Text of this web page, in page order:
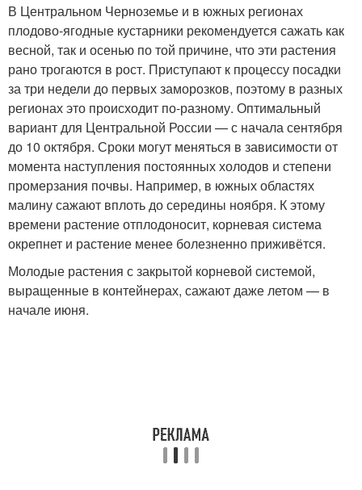
В Центральном Черноземье и в южных регионах
плодово-ягодные кустарники рекомендуется сажать как
весной, так и осенью по той причине, что эти растения
рано трогаются в рост. Приступают к процессу посадки
за три недели до первых заморозков, поэтому в разных
регионах это происходит по-разному. Оптимальный
вариант для Центральной России — с начала сентября
до 10 октября. Сроки могут меняться в зависимости от
момента наступления постоянных холодов и степени
промерзания почвы. Например, в южных областях
малину сажают вплоть до середины ноября. К этому
времени растение отплодоносит, корневая система
окрепнет и растение менее болезненно приживётся.
Молодые растения с закрытой корневой системой,
выращенные в контейнерах, сажают даже летом — в
начале июня.